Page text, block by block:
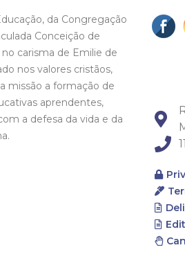
da Congregação
Conceição de
no carisma de Emilie de
nos valores cristãos,
missão a formação de
aprendentes,
a defesa da vida e da